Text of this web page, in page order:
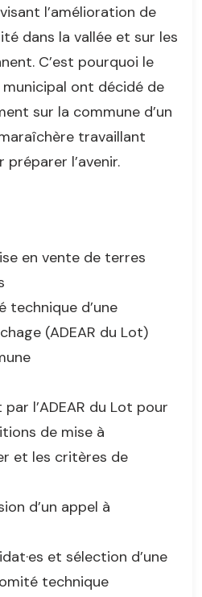
l’amélioration de
dans la vallée et sur les
C’est pourquoi le
ont décidé de
sur la commune d’un
travaillant
l’avenir.
en vente de terres
technique d’une
(ADEAR du Lot)
l’ADEAR du Lot pour
de mise à
et les critères de
d’un appel à
et sélection d’une
technique